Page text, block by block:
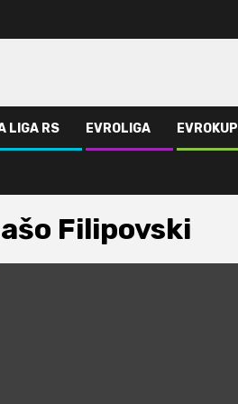
LIGA RS EVROLIGA EVROKUP
Filipovski